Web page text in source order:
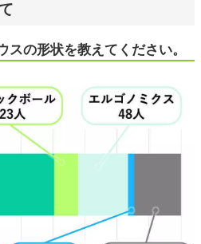
の形状を教えてください。